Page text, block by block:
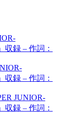
収録 – 作詞：
収録 – 作詞：
JUNIOR-
収録 – 作詞：